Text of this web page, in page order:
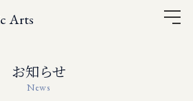
Arts
お知らせ
News